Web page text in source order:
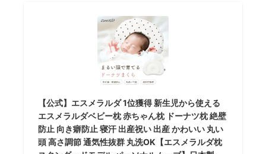
【公式】エスメラルダ 1位獲得 新生児から使える
エスメラルダベビー枕 赤ちゃん枕 ドーナツ枕 絶壁
防止 向き癖防止 寝汗 出産祝い 出産 かわいい 丸い
頭 高さ調節 通気性抜群 丸洗OK【エスメラルダ枕